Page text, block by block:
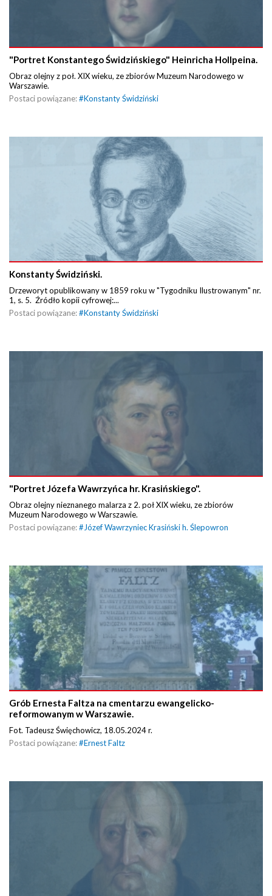
"Portret Konstantego Świdzińskiego" Heinricha Hollpeina.
Obraz olejny z poł. XIX wieku, ze zbiorów Muzeum Narodowego w
Warszawie.
Postaci powiązane:#Konstanty Świdziński
Konstanty Świdziński.
Drzeworyt opublikowany w 1859 roku w "Tygodniku Ilustrowanym" nr.
1, s. 5. Źródło kopii cyfrowej:...
Postaci powiązane:#Konstanty Świdziński
"Portret Józefa Wawrzyńca hr. Krasińskiego".
Obraz olejny nieznanego malarza z 2. poł XIX wieku, ze zbiorów
Muzeum Narodowego w Warszawie.
Postaci powiązane:# Józef Wawrzyniec Krasiński h. Ślepowron
Grób Ernesta Faltza na cmentarzu ewangelicko-
reformowanym w Warszawie.
Fot. Tadeusz Święchowicz, 18.05.2024 r.
Postaci powiązane:#Ernest Faltz